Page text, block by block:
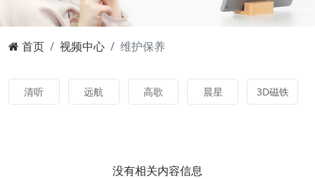
首页 视频中心 维护保养
清听 远航 高歌 晨星 3D磁铁
没有相关内容信息